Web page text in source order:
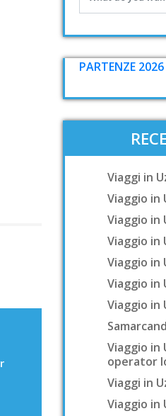
PARTENZE 2026
Viaggi in
Viaggio in
Viaggio in
Viaggio in
Viaggio in
Viaggio
Viaggio in
Viaggio in
operator
Viaggi in
Viaggio in